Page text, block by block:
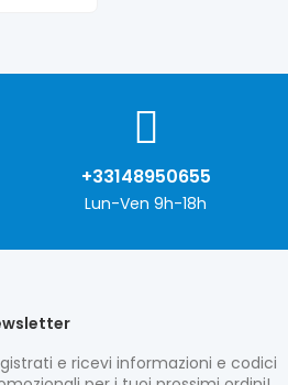
+33148950655
Lun-Ven 9h-18h
e ricevi informazioni e codici